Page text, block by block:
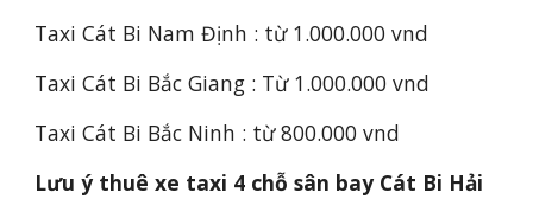
Taxi Cát Bi Nam Định : từ 1.000.000 vnd
Taxi Cát Bi Bắc Giang : Từ 1.000.000 vnd
Taxi Cát Bi Bắc Ninh : từ 800.000 vnd
Lưu ý thuê xe taxi 4 chỗ sân bay Cát Bi Hải